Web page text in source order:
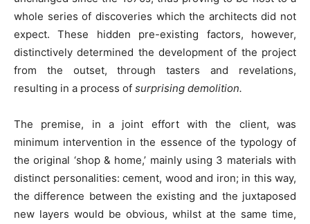
whole series of discoveries which the architects did not
expect. These hidden pre-existing factors, however,
distinctively determined the development of the project
from the outset, through tasters and revelations,
resulting in a process of surprising demolition.
The premise, in a joint effort with the client, was
minimum intervention in the essence of the typology of
the original ‘shop & home,’ mainly using 3 materials with
distinct personalities: cement, wood and iron; in this way,
the difference between the existing and the juxtaposed
new layers would be obvious, whilst at the same time,